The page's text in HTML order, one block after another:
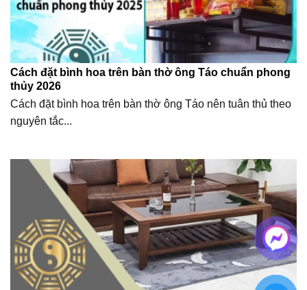
Cách đặt bình hoa trên bàn thờ ông Táo chuẩn phong
thủy 2026
Cách đặt bình hoa trên bàn thờ ông Táo nên tuân thủ theo
nguyên tắc...